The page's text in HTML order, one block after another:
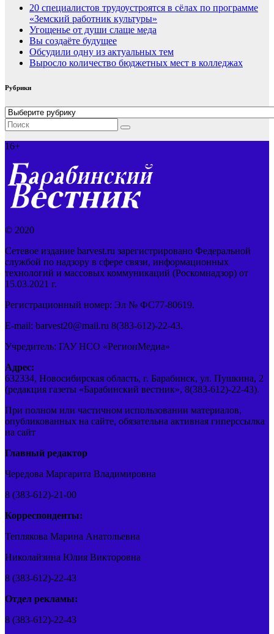
20 специалистов трудоустроятся в сёлах по программе
«Земский работник культуры»
Угощенье от души слаще меда
Вы создаёте будущее
Обсудили одну из актуальных тем
Выросло количество бюджетных мест в колледжах
Рубрики
Рубрики
16+
© 2020
Сетевое издание barvest.ru зарегистрировано Федеральной
службой по надзору в сфере связи, информационных
технологий и массовых коммуникаций (Роскомнадзор) от
15.03.2021 г.
Регистрационный номер: Эл № ФС77-80619.
E-mail: barvest20@mail.ru 8(383-612)-22-43.
Учредитель: ГАУ НСО «РегионМедиа»
Адрес:
632334, Новосибирская область, г. Барабинск, ул. Пушкина, 2
(редакция газеты «Барабинский вестник», 8(383-612)-22-43).
При полном или частичном использовании материалов,
опубликованных на сайте, обязательна активная гиперссылка
на сайт
Главный редактор
Чередова Маргарита Владимировна
8 (383-612)-21-00
Корреспонденты:
Теплякова Марина Анатольевна
Николайзина Юлия Викторовна
8 (383-612)-22-43
Отдел рекламы:
8 (383-612)-22-43